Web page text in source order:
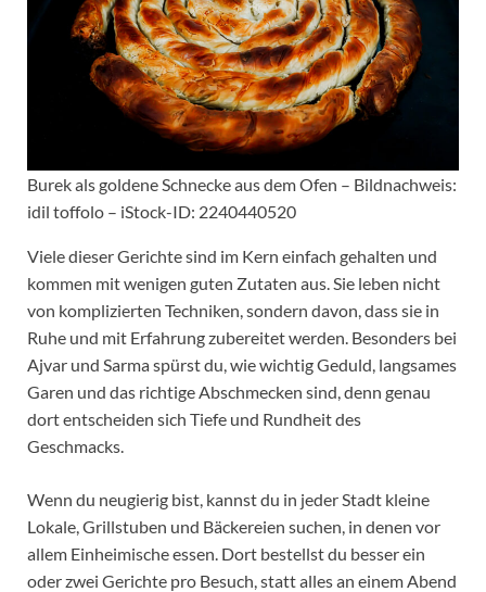
Burek als goldene Schnecke aus dem Ofen – Bildnachweis:
idil toffolo – iStock-ID: 2240440520
Viele dieser Gerichte sind im Kern einfach gehalten und
kommen mit wenigen guten Zutaten aus. Sie leben nicht
von komplizierten Techniken, sondern davon, dass sie in
Ruhe und mit Erfahrung zubereitet werden. Besonders bei
Ajvar und Sarma spürst du, wie wichtig Geduld, langsames
Garen und das richtige Abschmecken sind, denn genau
dort entscheiden sich Tiefe und Rundheit des
Geschmacks.
Wenn du neugierig bist, kannst du in jeder Stadt kleine
Lokale, Grillstuben und Bäckereien suchen, in denen vor
allem Einheimische essen. Dort bestellst du besser ein
oder zwei Gerichte pro Besuch, statt alles an einem Abend